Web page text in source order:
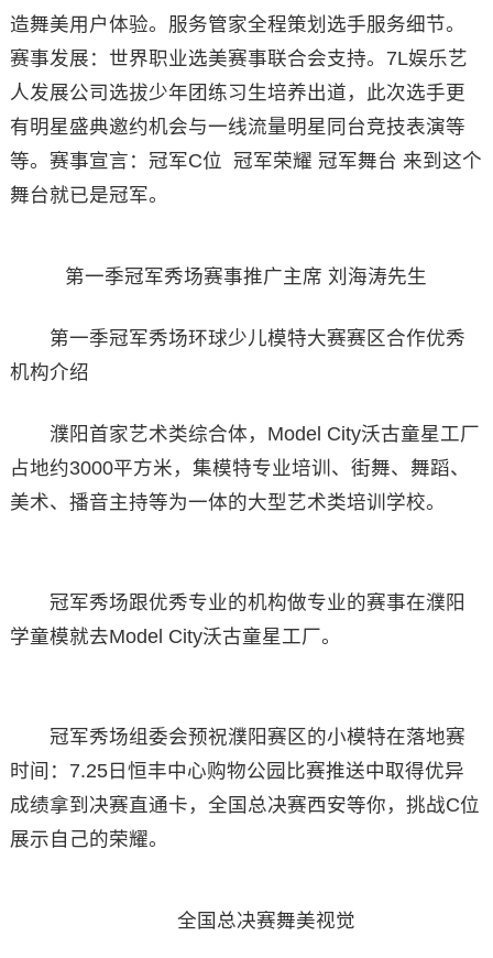
造舞美用户体验。服务管家全程策划选手服务细节。
赛事发展：世界职业选美赛事联合会支持。7L娱乐艺
人发展公司选拔少年团练习生培养出道，此次选手更
有明星盛典邀约机会与一线流量明星同台竞技表演等
等。赛事宣言：冠军C位 冠军荣耀 冠军舞台 来到这个
舞台就已是冠军。
第一季冠军秀场赛事推广主席 刘海涛先生
第一季冠军秀场环球少儿模特大赛赛区合作优秀
机构介绍
濮阳首家艺术类综合体，Model City沃古童星工厂
占地约3000平方米，集模特专业培训、街舞、舞蹈、
美术、播音主持等为一体的大型艺术类培训学校。
冠军秀场跟优秀专业的机构做专业的赛事在濮阳
学童模就去Model City沃古童星工厂。
冠军秀场组委会预祝濮阳赛区的小模特在落地赛
时间：7.25日恒丰中心购物公园比赛推送中取得优异
成绩拿到决赛直通卡，全国总决赛西安等你，挑战C位
展示自己的荣耀。
全国总决赛舞美视觉